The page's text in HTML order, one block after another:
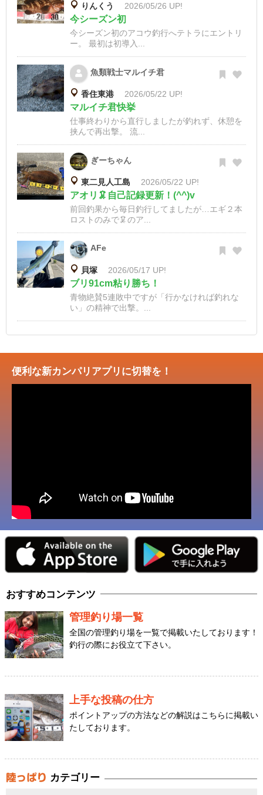
りんくう 2026/05/26 UP!
今シーズン初
今シーズン初のアコウ釣行へテトラにエントリ
ー。 最初は初導入...
魚類戦士マルイチ君
香住東港 2026/05/22 UP!
マルイチ君快挙
仕事終わりから直行しましたが釣れず、休憩を
挟んで再出撃。 流...
ぎーちゃん
東二見人工島 2026/05/22 UP!
アオリ🦑自己記録更新！(^^)v
前回釣果から毎日釣行してましたが…エギ２本
ロストのみで🦑のア...
AFe
貝塚 2026/05/17 UP!
ブリ91cm粘り勝ち！
青物絶賛5連敗中ですが「行かなければ釣れな
い」の精神で出撃。...
便利な新カンパリアプリに切替を！
おすすめコンテンツ
管理釣り場一覧
全国の管理釣り場を一覧で掲載いたしております！
釣行の際にお役立て下さい。
上手な投稿の仕方
ポイントアップの方法などの解説はこちらに掲載い
たしております。
カテゴリー